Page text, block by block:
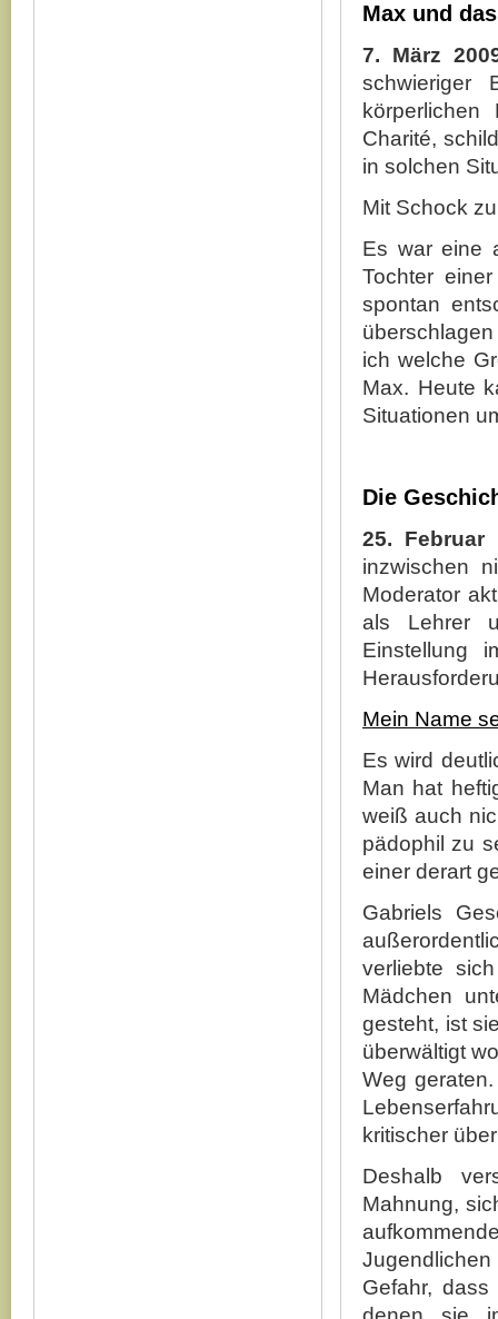
Max und
7. März
schwieriger
Charité,
in solchen
Mit Schock
Es war eine
Tochter
spontan
ich welche
Max. Heute
Situationen
Die
25. Februar
inzwischen
Moderator
als Lehrer
Einstellung
Mein Name
Es wird
Man hat
weiß auch
pädophil zu
einer derart
Gabriels
verliebte
Mädchen
gesteht, ist
überwältigt
Weg
kritischer
Deshalb
Mahnung,
Gefahr,